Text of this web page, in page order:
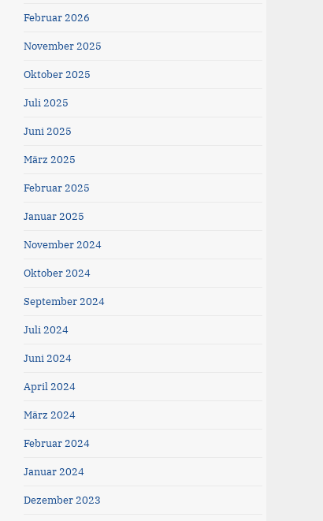
Februar 2026
November 2025
Oktober 2025
Juli 2025
Juni 2025
März 2025
Februar 2025
Januar 2025
November 2024
Oktober 2024
September 2024
Juli 2024
Juni 2024
April 2024
März 2024
Februar 2024
Januar 2024
Dezember 2023